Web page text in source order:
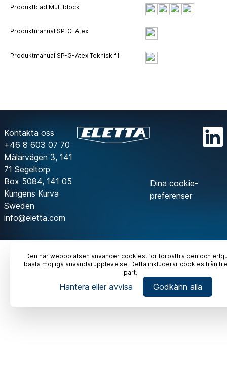
Produktblad Multiblock
Produktmanual SP-G-Atex
Produktmanual SP-G-Atex Teknisk fil
Den här webbplatsen använder cookies, för förbättra den och
bästa möjliga användarupplevelse. Detta inkluderar cookies från
part.
Hantera eller avvisa Godkänn alla
Kontakta oss
+46 8 603 07 70
Mälarvägen 3, 141
71 Segeltorp
Box 5084, 141 05
Kungens Kurva
Sweden
info@eletta.com
Dina cookie-
preferenser